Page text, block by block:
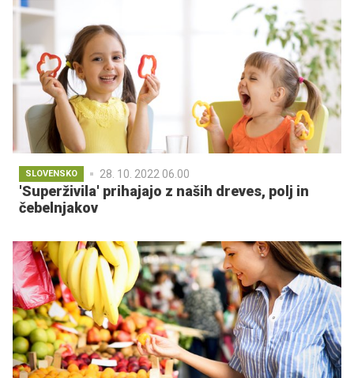
SLOVENSKO 28. 10. 2022 06.00
'Superživila' prihajajo z naših dreves, polj in
čebelnjakov